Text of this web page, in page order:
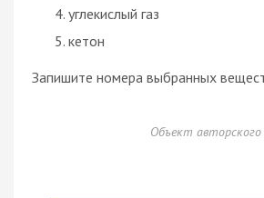
углекислый газ
кетон
Запишите номера выбранных
Объект